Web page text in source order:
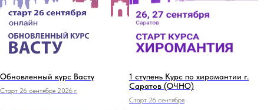
Обновленный курс Васту
Старт 26 сентября 2026 г.
1 ступень Курс по хиромантии г.
Саратов (ОЧНО)
Старт 26 сентября